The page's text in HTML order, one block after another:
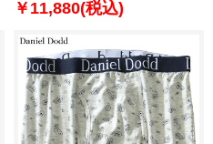
￥11,880(税込)